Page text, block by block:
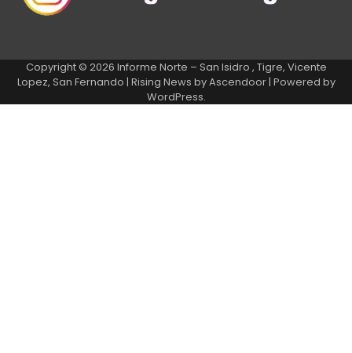
Copyright © 2026 Informe Norte – San Isidro , Tigre, Vicente
Lopez, San Fernando | Rising News byAscendoor| Powered by
WordPress.